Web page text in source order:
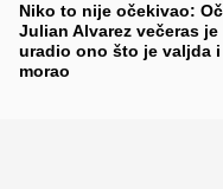
Niko to nije očekivao:
Julian Alvarez večeras je
uradio ono što je valjda i
morao